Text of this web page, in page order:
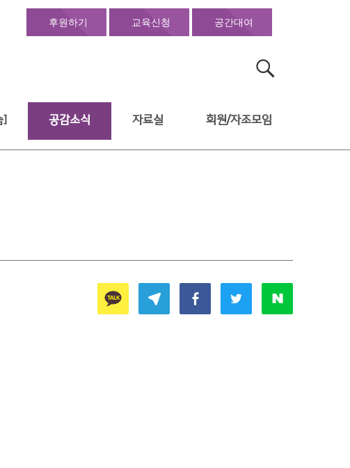
후원하기 교육신청 공간대여
] 공감소식 자료실 회원/자조모임